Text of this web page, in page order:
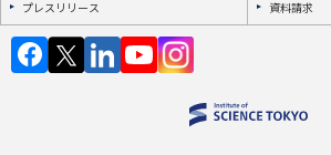
プレスリリース 資料請求